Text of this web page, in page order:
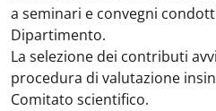
a seminari e convegni
Dipartimento.
La selezione dei contributi
procedura di valutazione
Comitato scientifico.